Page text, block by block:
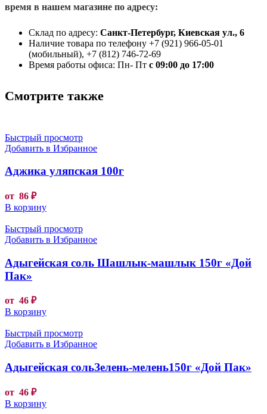
время в нашем магазине по адресу:
Склад по адресу: Санкт-Петербург, Киевская ул., 6
Наличие товара по телефону +7 (921) 966-05-01
(мобильный), +7 (812) 746-72-69
Время работы офиса: Пн- Пт с 09:00 до 17:00
Смотрите также
Быстрый просмотр
Добавить в Избранное
Аджика уляпская 100г
от 86 ₽
В корзину
Быстрый просмотр
Добавить в Избранное
Адыгейская соль Шашлык-машлык 150г «Дой
Пак»
от 46 ₽
В корзину
Быстрый просмотр
Добавить в Избранное
Адыгейская сольЗелень-мелень150г «Дой Пак»
от 46 ₽
В корзину